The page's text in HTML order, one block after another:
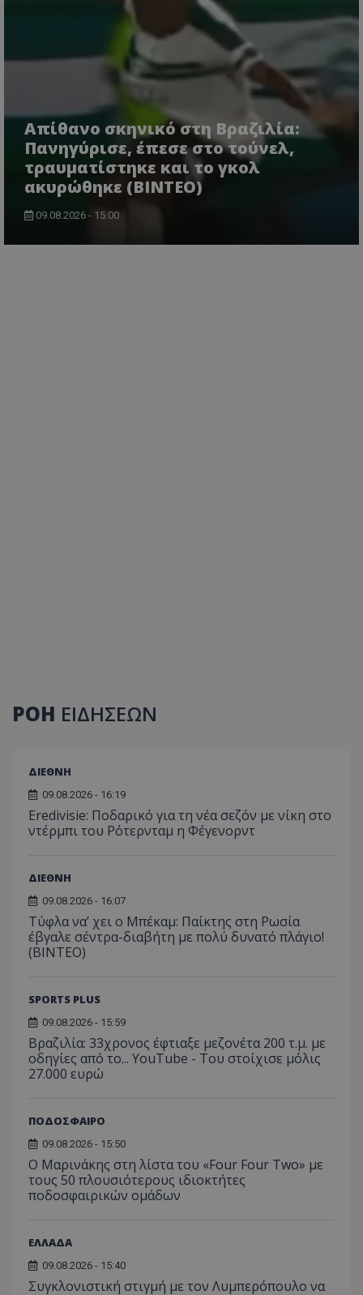
Απίθανο σκηνικό στη Βραζιλία:
Πανηγύρισε, έπεσε στο τούνελ,
τραυματίστηκε και το γκολ
ακυρώθηκε (BINTEO)
09.08.2026 - 15:00
ΡΟΗ ΕΙΔΗΣΕΩΝ
ΔΙΕΘΝΗ
09.08.2026 - 16:19
Eredivisie: Ποδαρικό για τη νέα σεζόν με νίκη στο
ντέρμπι του Ρότερνταμ η Φέγενορντ
ΔΙΕΘΝΗ
09.08.2026 - 16:07
Τύφλα να’ χει ο Μπέκαμ: Παίκτης στη Ρωσία
έβγαλε σέντρα-διαβήτη με πολύ δυνατό πλάγιο!
(ΒΙΝΤΕΟ)
SPORTS PLUS
09.08.2026 - 15:59
Βραζιλία: 33χρονος έφτιαξε μεζονέτα 200 τ.μ. με
οδηγίες από το... YouTube - Του στοίχισε μόλις
27.000 ευρώ
ΠΟΔΟΣΦΑΙΡΟ
09.08.2026 - 15:50
Ο Μαρινάκης στη λίστα του «Four Four Two» με
τους 50 πλουσιότερους ιδιοκτήτες
ποδοσφαιρικών ομάδων
ΕΛΛΑΔΑ
09.08.2026 - 15:40
Συγκλονιστική στιγμή με τον Λυμπερόπουλο να